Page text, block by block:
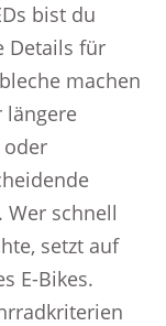
bist du
Details für
machen
längere
oder
Wer schnell
setzt auf
E-Bikes.